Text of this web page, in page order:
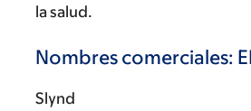
la salud.
Nombres comerciales:
Slynd